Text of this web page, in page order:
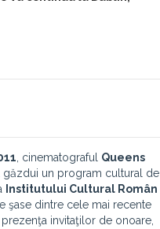
, cinematograful Queens
găzdui un program cultural de
Institutului Cultural Român
şase dintre cele mai recente
invitaţilor de onoare,